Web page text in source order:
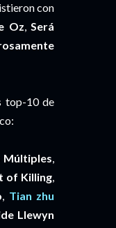
con
Oz,Será
top-10 de
Múltiples,
of Killing,
, Tian zhu
Llewyn